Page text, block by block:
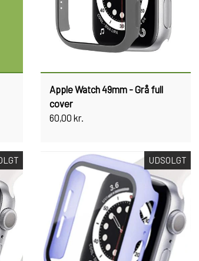
Apple Watch 49mm - Grå full
cover
60,00 kr.
UDSOLGT